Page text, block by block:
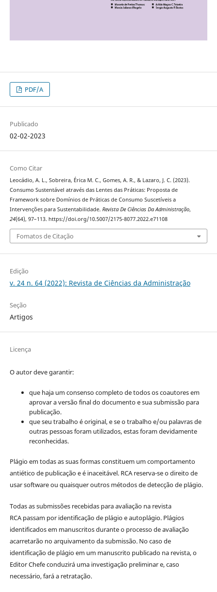
PDF/A
Publicado
02-02-2023
Como Citar
Leocádio, A. L., Sobreira, Érica M. C., Gomes, A. R., & Lazaro, J. C. (2023).
Consumo Sustentável através das Lentes das Práticas: Proposta de
Framework sobre Domínios de Práticas de Consumo Suscetíveis a
Intervenções para Sustentabilidade. Revista De Ciências Da Administração,
24(64), 97–113. https://doi.org/10.5007/2175-8077.2022.e71108
Fomatos de Citação
Edição
v. 24 n. 64 (2022): Revista de Ciências da Administração
Seção
Artigos
Licença
O autor deve garantir:
que haja um consenso completo de todos os coautores em
aprovar a versão final do documento e sua submissão para
publicação.
que seu trabalho é original, e se o trabalho e/ou palavras de
outras pessoas foram utilizados, estas foram devidamente
reconhecidas.
Plágio em todas as suas formas constituem um comportamento
antiético de publicação e é inaceitável. RCA reserva-se o direito de
usar software ou quaisquer outros métodos de detecção de plágio.
Todas as submissões recebidas para avaliação na revista
RCA passam por identificação de plágio e autoplágio. Plágios
identificados em manuscritos durante o processo de avaliação
acarretarão no arquivamento da submissão. No caso de
identificação de plágio em um manuscrito publicado na revista, o
Editor Chefe conduzirá uma investigação preliminar e, caso
necessário, fará a retratação.